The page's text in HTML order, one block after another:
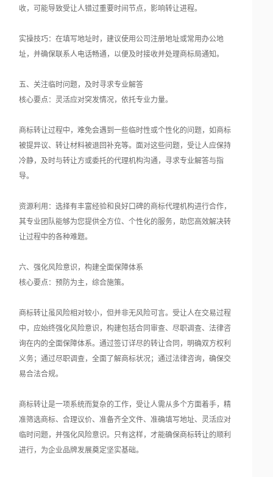
收，可能导致受让人错过重要时间节点，影响转让进程。
实操技巧：在填写地址时，建议使用公司注册地址或常用办公地
址，并确保联系人电话畅通，以便及时接收并处理商标局通知。
五、关注临时问题，及时寻求专业解答
核心要点：灵活应对突发情况，依托专业力量。
商标转让过程中，难免会遇到一些临时性或个性化的问题，如商标
被提异议、转让材料被退回补充等。面对这些问题，受让人应保持
冷静，及时与转让方或委托的代理机构沟通，寻求专业解答与指
导。
资源利用：选择有丰富经验和良好口碑的商标代理机构进行合作，
其专业团队能够为您提供全方位、个性化的服务，助您高效解决转
让过程中的各种难题。
六、强化风险意识，构建全面保障体系
核心要点：预防为主，综合施策。
商标转让虽风险相对较小，但并非无风险可言。受让人在交易过程
中，应始终强化风险意识，构建包括合同审查、尽职调查、法律咨
询在内的全面保障体系。通过签订详尽的转让合同，明确双方权利
义务；通过尽职调查，全面了解商标状况；通过法律咨询，确保交
易合法合规。
商标转让是一项系统而复杂的工作，受让人需从多个方面着手，精
准筛选商标、合理议价、准备齐全文件、准确填写地址、灵活应对
临时问题，并强化风险意识。只有这样，才能确保商标转让的顺利
进行，为企业品牌发展奠定坚实基础。